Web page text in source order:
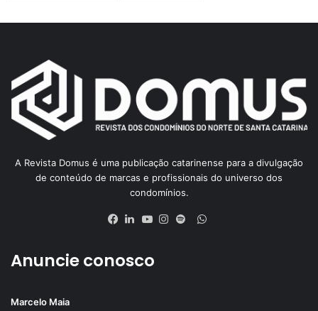
A Revista Domus é uma publicação catarinense para a divulgação
de conteúdo de marcas e profissionais do universo dos
condomínios.
WhatsApp
Anuncie conosco
Marcelo Maia